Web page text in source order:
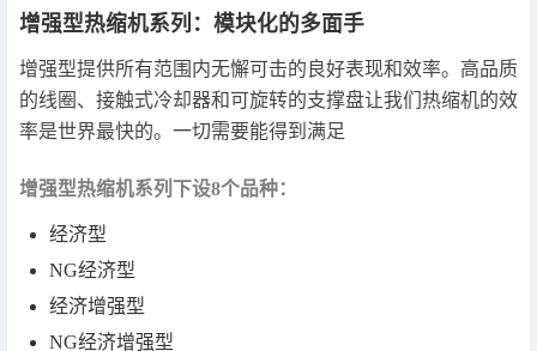
增强型热缩机系列：模块化的多面手
增强型提供所有范围内无懈可击的良好表现和效率。高品质
的线圈、接触式冷却器和可旋转的支撑盘让我们热缩机的效
率是世界最快的。一切需要能得到满足
增强型热缩机系列下设8个品种：
经济型
NG经济型
经济增强型
NG经济增强型